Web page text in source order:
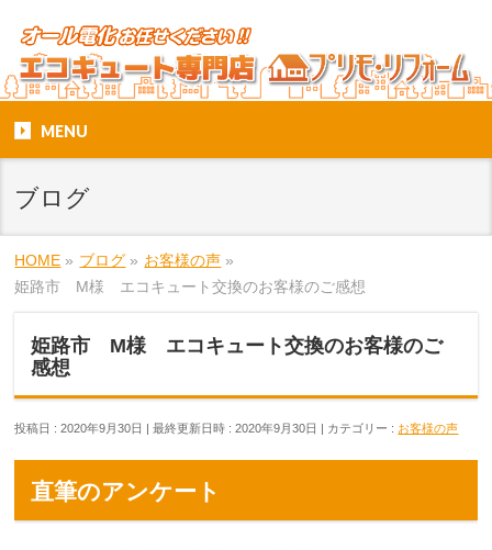
MENU
ブログ
HOME » ブログ » お客様の声 »
姫路市 M様 エコキュート交換のお客様のご感想
姫路市 M様 エコキュート交換のお客様のご
感想
投稿日 : 2020年9月30日 最終更新日時 : 2020年9月30日 カテゴリー : お客様の声
直筆のアンケート